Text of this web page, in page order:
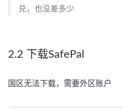
兑，也没差多少
2.2 下载SafePal
国区无法下载，需要外区账户